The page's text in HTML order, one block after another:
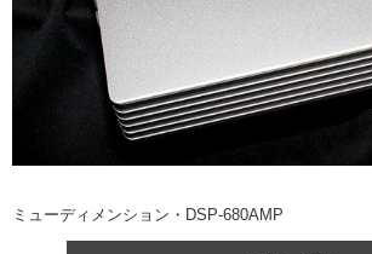
ミューディメンション・DSP-680AMP